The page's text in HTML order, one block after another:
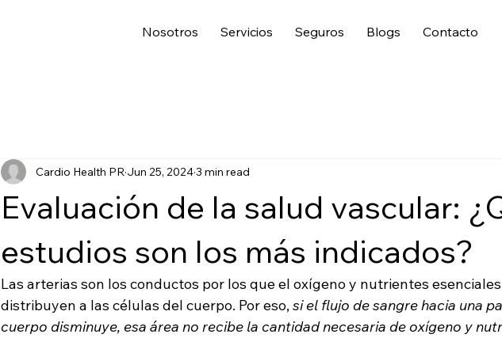
Nosotros Servicios Seguros Blogs Contacto
Evaluación de la salud vascular:
estudios son los más indicados?
Cardio Health PR Jun 25, 20243 min read
Las arterias son los conductos por los que el oxígeno y nutrientes
distribuyen a las células del cuerpo. Por eso, si el flujo de sangre hacia una
cuerpo disminuye, esa área no recibe la cantidad necesaria de oxígeno y